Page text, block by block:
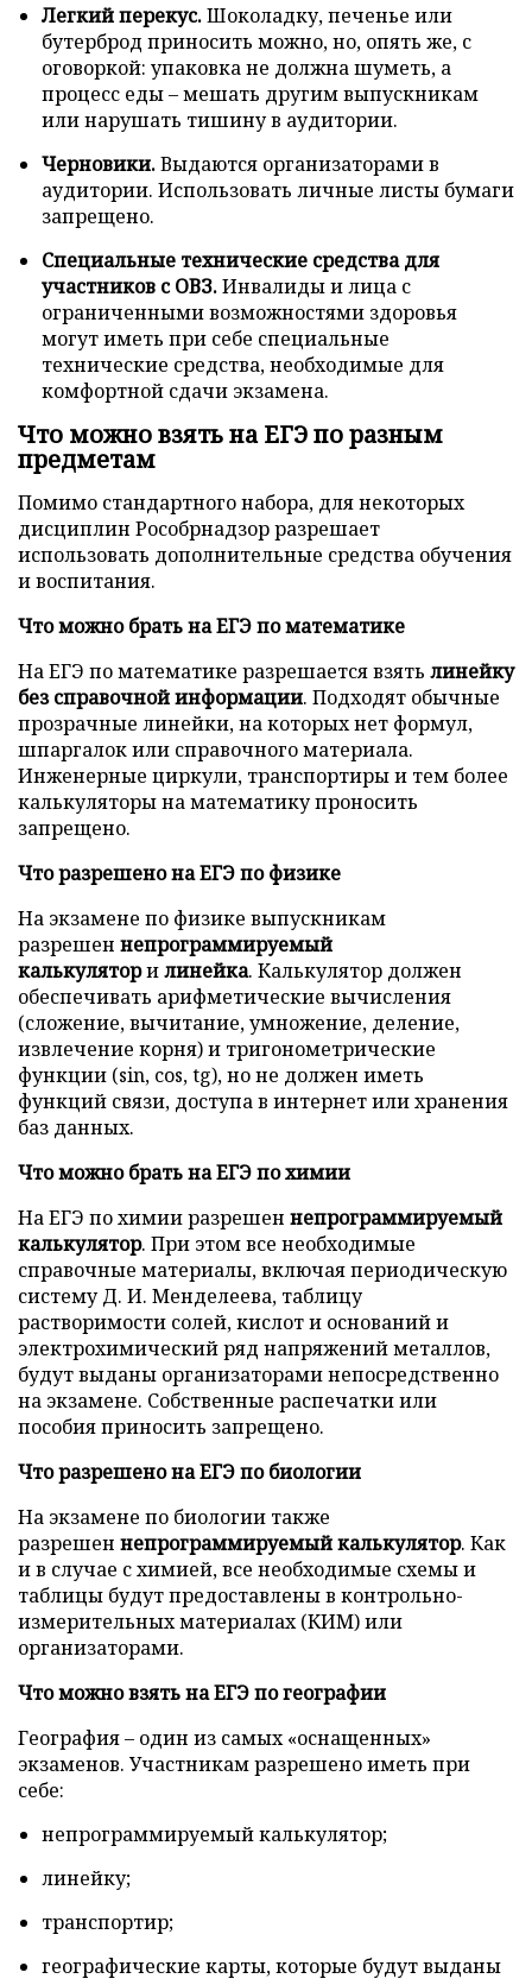
Легкий перекус.Шоколадку, печенье или
бутерброд приносить можно, но, опять же, с
оговоркой: упаковка не должна шуметь, а
процесс еды – мешать другим выпускникам
или нарушать тишину в аудитории.
Черновики.Выдаются организаторами в
аудитории. Использовать личные листы бумаги
запрещено.
Специальные технические средства для
участников с ОВЗ.Инвалиды и лица с
ограниченными возможностями здоровья
могут иметь при себе специальные
технические средства, необходимые для
комфортной сдачи экзамена.
Что можно взять на ЕГЭ по разным
предметам
Помимо стандартного набора, для некоторых
дисциплин Рособрнадзор разрешает
использовать дополнительные средства обучения
и воспитания.
Что можно брать на ЕГЭ по математике
На ЕГЭ по математике разрешается взять линейку
без справочной информации. Подходят обычные
прозрачные линейки, на которых нет формул,
шпаргалок или справочного материала.
Инженерные циркули, транспортиры и тем более
калькуляторы на математику проносить
запрещено.
Что разрешено на ЕГЭ по физике
На экзамене по физике выпускникам
разрешен непрограммируемый
калькуляторилинейка. Калькулятор должен
обеспечивать арифметические вычисления
(сложение, вычитание, умножение, деление,
извлечение корня) и тригонометрические
функции (sin, cos, tg), но не должен иметь
функций связи, доступа в интернет или хранения
баз данных.
Что можно брать на ЕГЭ по химии
На ЕГЭ по химии разрешен непрограммируемый
калькулятор. При этом все необходимые
справочные материалы, включая периодическую
систему Д. И. Менделеева, таблицу
растворимости солей, кислот и оснований и
электрохимический ряд напряжений металлов,
будут выданы организаторами непосредственно
на экзамене. Собственные распечатки или
пособия приносить запрещено.
Что разрешено на ЕГЭ по биологии
На экзамене по биологии также
разрешен непрограммируемый калькулятор. Как
и в случае с химией, все необходимые схемы и
таблицы будут предоставлены в контрольно-
измерительных материалах (КИМ) или
организаторами.
Что можно взять на ЕГЭ по географии
География – один из самых «оснащенных»
экзаменов. Участникам разрешено иметь при
себе:
непрограммируемый калькулятор;
линейку;
транспортир;
географические карты, которые будут выданы